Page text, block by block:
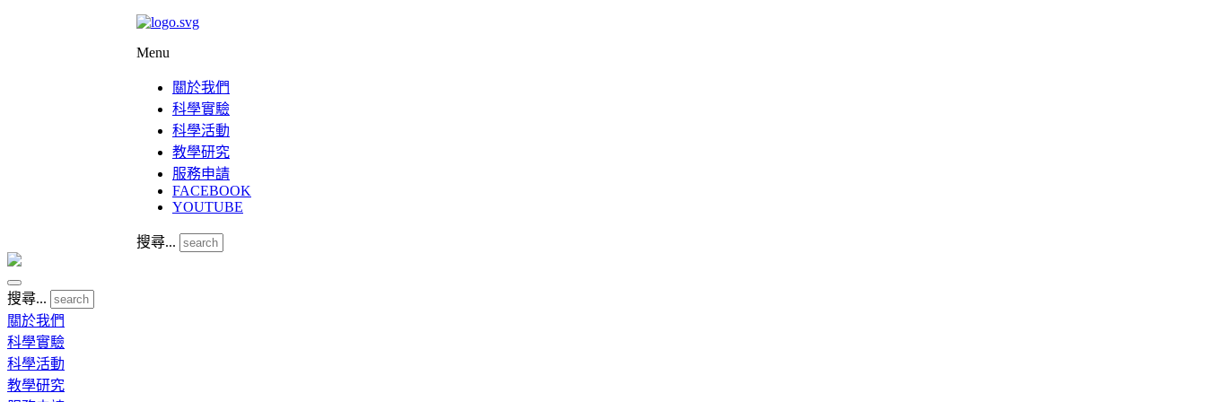
Menu
關於我們
科學實驗
科學活動
教學研究
服務申請
FACEBOOK
YOUTUBE
搜尋...
搜尋...
關於我們
科學實驗
科學活動
教學研究